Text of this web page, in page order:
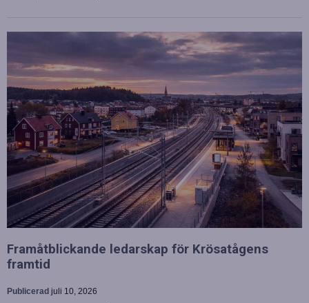
Framåtblickande ledarskap för Krösatågens
framtid
Publicerad juli 10, 2026